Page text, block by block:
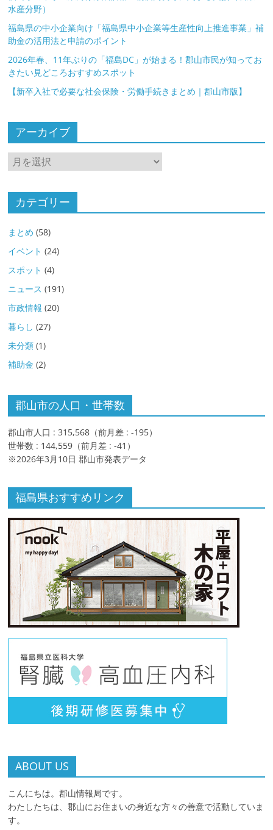
水産分野）
福島県の中小企業向け「福島県中小企業等生産性向上推進事業」補
助金の活用法と申請のポイント
2026年春、11年ぶりの「福島DC」が始まる！郡山市民が知ってお
きたい見どころおすすめスポット
【新卒入社で必要な社会保険・労働手続きまとめ｜郡山市版】
アーカイブ
ア
ー
ブ
カテゴリー
まとめ (58)
イベント (24)
スポット (4)
ニュース (191)
市政情報 (20)
暮らし (27)
未分類 (1)
補助金 (2)
郡山市の人口・世帯数
郡山市人口 : 315,568（前月差 : -195）
世帯数 : 144,559（前月差 : -41）
※2026年3月10日 郡山市発表データ
福島県おすすめリンク
ABOUT US
こんにちは。郡山情報局です。
わたしたちは、郡山にお住まいの身近な方々の善意で活動していま
す。